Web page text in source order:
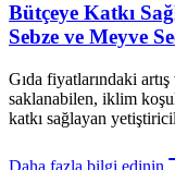
Bütçeye Katkı
Sebze ve Meyve
Gıda fiyatlarındaki
saklanabilen, iklim
katkı sağlayan
Daha fazla bilgi edinin